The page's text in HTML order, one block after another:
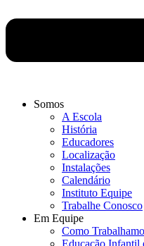
Somos
A Escola
História
Educadores
Localização
Instalações
Calendário
Instituto Equipe
Trabalhe Conosco
Em Equipe
Como
Educação Infantil